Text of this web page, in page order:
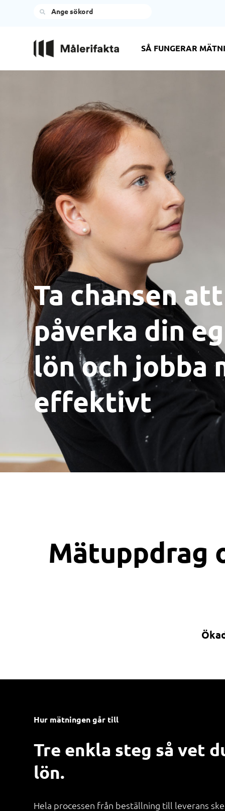
SÅ FUNGERAR
Ta chansen att
påverka din
lön och jobba
effektivt
Mätuppdrag
Hur mätningen går till
Tre enkla steg så vet
lön.
Hela processen från beställning till leverans